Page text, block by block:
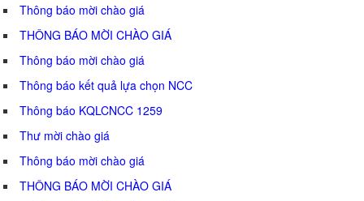
Thông báo mời chào giá
THÔNG BÁO MỜI CHÀO GIÁ
Thông báo mời chào giá
Thông báo kết quả lựa chọn NCC
Thông báo KQLCNCC 1259
Thư mời chào giá
Thông báo mời chào giá
THÔNG BÁO MỜI CHÀO GIÁ